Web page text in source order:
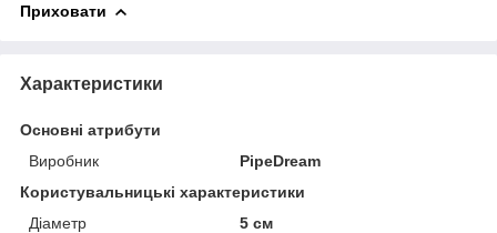
Приховати
Характеристики
Основні атрибути
Виробник
PipeDream
Користувальницькі характеристики
Діаметр
5 см